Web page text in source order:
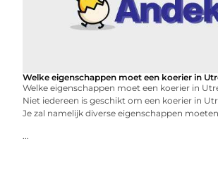
Welke eigenschappen moet een koerier in
Welke eigenschappen moet een koerier in
Niet iedereen is geschikt om een koerier in
Je zal namelijk diverse eigenschappen moeten
...